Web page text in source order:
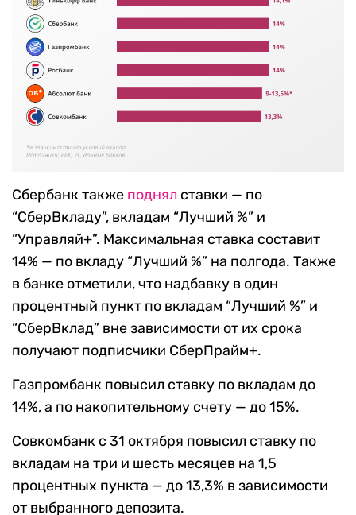
Сбербанк также поднял ставки — по
“СберВкладу”, вкладам “Лучший %” и
“Управляй+”. Максимальная ставка составит
14% — по вкладу “Лучший %” на полгода. Также
в банке отметили, что надбавку в один
процентный пункт по вкладам “Лучший %” и
“СберВклад” вне зависимости от их срока
получают подписчики СберПрайм+.
Газпромбанк повысил ставку по вкладам до
14%, а по накопительному счету — до 15%.
Совкомбанк с 31 октября повысил ставку по
вкладам на три и шесть месяцев на 1,5
процентных пункта — до 13,3% в зависимости
от выбранного депозита.